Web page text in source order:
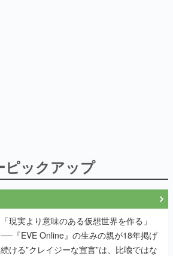
「現実より意味のある仮想世界を作る」
──『EVE Online』の生みの親が18年掲げ
く本気だった
作り込みのすさまじさにコラボ先も驚嘆